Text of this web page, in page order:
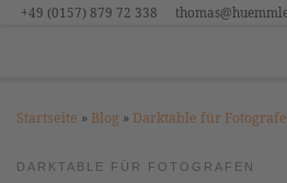
+49 (0157) 879 72 338
Startseite »Blog »Darktable für
DARKTABLE FÜR FOTOGRAFEN